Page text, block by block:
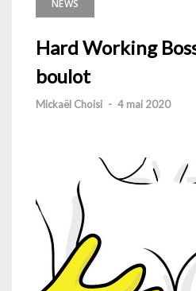
NEWS
Hard Working
boulot
Mickaël Choisi - 4 mai 2020